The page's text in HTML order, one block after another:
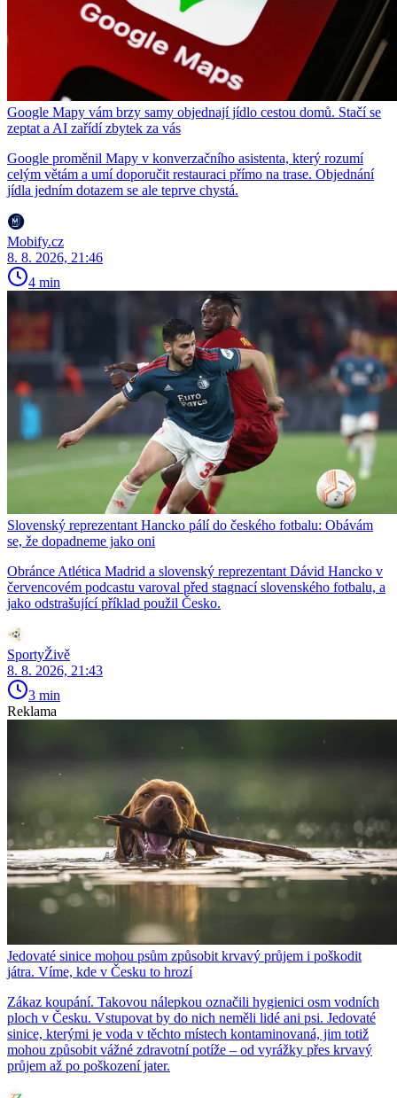
Google Mapy vám brzy samy objednají jídlo cestou domů. Stačí se
zeptat a AI zařídí zbytek za vás
Google proměnil Mapy v konverzačního asistenta, který rozumí
celým větám a umí doporučit restauraci přímo na trase. Objednání
jídla jedním dotazem se ale teprve chystá.
Mobify.cz
8. 8. 2026, 21:46
4 min
Slovenský reprezentant Hancko pálí do českého fotbalu: Obávám
se, že dopadneme jako oni
Obránce Atlética Madrid a slovenský reprezentant Dávid Hancko v
červencovém podcastu varoval před stagnací slovenského fotbalu, a
jako odstrašující příklad použil Česko.
SportyŽivě
8. 8. 2026, 21:43
3 min
Reklama
Jedovaté sinice mohou psům způsobit krvavý průjem i poškodit
játra. Víme, kde v Česku to hrozí
Zákaz koupání. Takovou nálepkou označili hygienici osm vodních
ploch v Česku. Vstupovat by do nich neměli lidé ani psi. Jedovaté
sinice, kterými je voda v těchto místech kontaminovaná, jim totiž
mohou způsobit vážné zdravotní potíže – od vyrážky přes krvavý
průjem až po poškození jater.